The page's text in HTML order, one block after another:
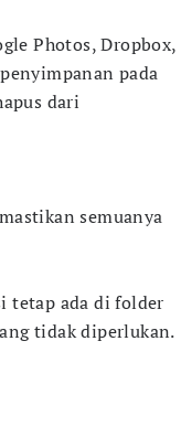
Photos, Dropbox,
pada
dari
semuanya
tetap ada di folder
tidak diperlukan.